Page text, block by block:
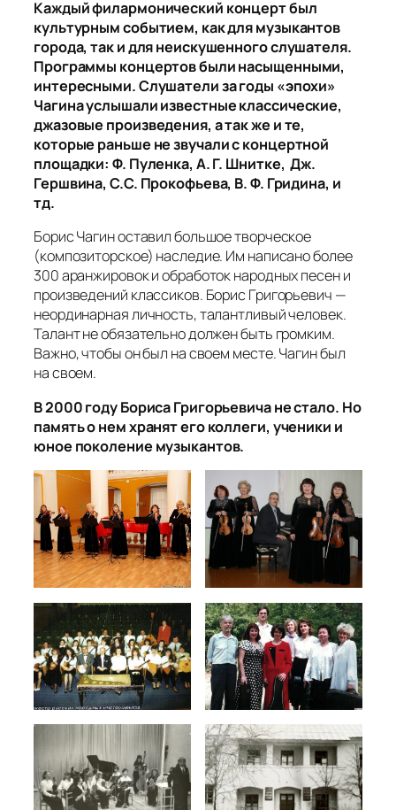
Каждый филармонический концерт был
культурным событием, как для музыкантов
города, так и для неискушенного слушателя.
Программы концертов были насыщенными,
интересными. Слушатели за годы «эпохи»
Чагина услышали известные классические,
джазовые произведения, а так же и те,
которые раньше не звучали с концертной
площадки: Ф. Пуленка, А. Г. Шнитке, Дж.
Гершвина, С.С. Прокофьева, В. Ф. Гридина, и
тд.
Борис Чагин оставил большое творческое
(композиторское) наследие. Им написано более
300 аранжировок и обработок народных песен и
произведений классиков. Борис Григорьевич —
неординарная личность, талантливый человек.
Талант не обязательно должен быть громким.
Важно, чтобы он был на своем месте. Чагин был
на своем.
В 2000 году Бориса Григорьевича не стало. Но
память о нем хранят его коллеги, ученики и
юное поколение музыкантов.